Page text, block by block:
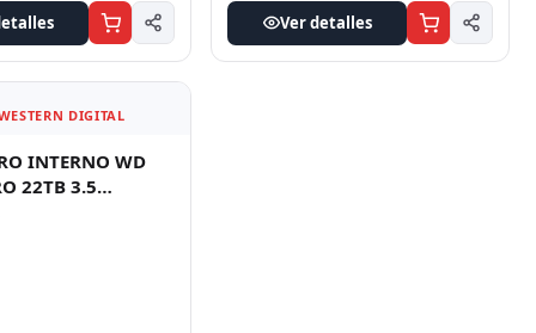
Ver detalles
DIGITAL
INTERNO WD
22TB 3.5
SATA3 6GB/S